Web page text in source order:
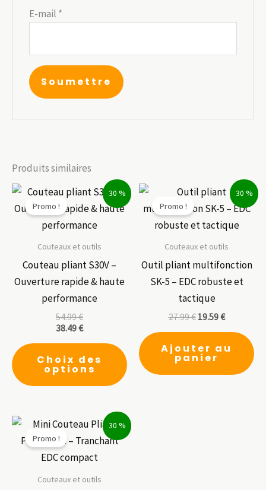
E-mail *
Produits similaires
30 %
Promo !
Couteaux et outils
Couteau pliant S30V –
Ouverture rapide & haute
performance
54.99€
38.49€
Choix des
options
produit
variations.
Les
30 %
Promo !
Couteaux et outils
Outil pliant multifonction
SK-5 – EDC robuste et
tactique
27.99€ 19.59€
Ajouter au
panier
30 %
Promo !
Couteaux et outils